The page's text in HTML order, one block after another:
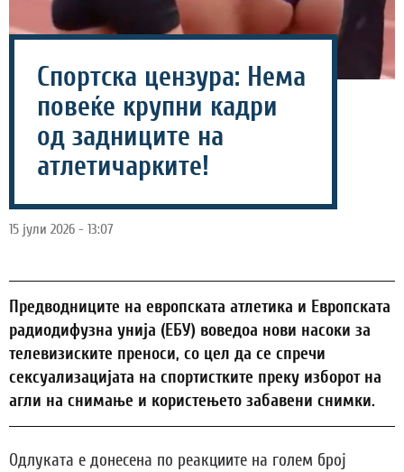
Спортска цензура: Нема
повеќе крупни кадри
од задниците на
атлетичарките!
15 јули 2026 - 13:07
Предводниците на европската атлетика и Европската
радиодифузна унија (ЕБУ) воведоа нови насоки за
телевизиските преноси, со цел да се спречи
сексуализацијата на спортистките преку изборот на
агли на снимање и користењето забавени снимки.
Одлуката е донесена по реакциите на голем број